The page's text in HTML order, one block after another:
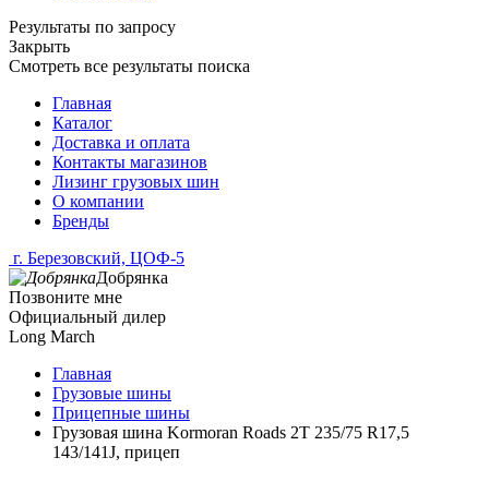
Результаты по запросу
Закрыть
Смотреть все результаты поиска
Главная
Каталог
Доставка и оплата
Контакты магазинов
Лизинг грузовых шин
О компании
Бренды
г. Березовский, ЦОФ-5
Добрянка
Позвоните мне
Официальный дилер
Long March
Главная
Грузовые шины
Прицепные шины
Грузовая шина Kormoran Roads 2T 235/75 R17,5
143/141J, прицеп